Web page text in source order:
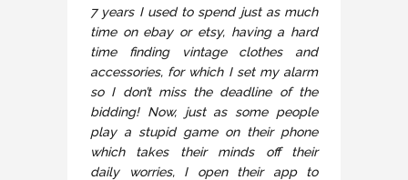
7 years I used to spend just as much
time on ebay or etsy, having a hard
time finding vintage clothes and
accessories, for which I set my alarm
so I don’t miss the deadline of the
bidding! Now, just as some people
play a stupid game on their phone
which takes their minds off their
daily worries, I open their app to